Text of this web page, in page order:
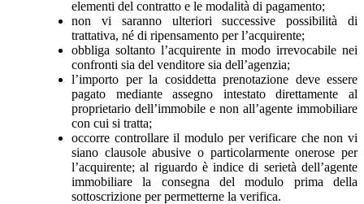
elementi del contratto e le modalità di pagamento;
non vi saranno ulteriori successive possibilità di
trattativa, né di ripensamento per l’acquirente;
obbliga soltanto l’acquirente in modo irrevocabile nei
confronti sia del venditore sia dell’agenzia;
l’importo per la cosiddetta prenotazione deve essere
pagato mediante assegno intestato direttamente al
proprietario dell’immobile e non all’agente immobiliare
con cui si tratta;
occorre controllare il modulo per verificare che non vi
siano clausole abusive o particolarmente onerose per
l’acquirente; al riguardo è indice di serietà dell’agente
immobiliare la consegna del modulo prima della
sottoscrizione per permetterne la verifica.